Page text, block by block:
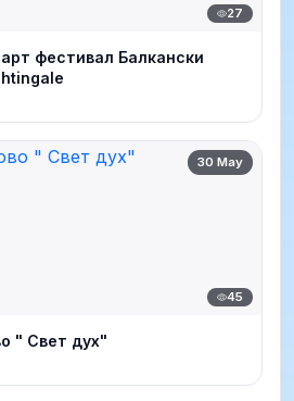
27
фестивал Балкански
30 May
45
" Свет дух"